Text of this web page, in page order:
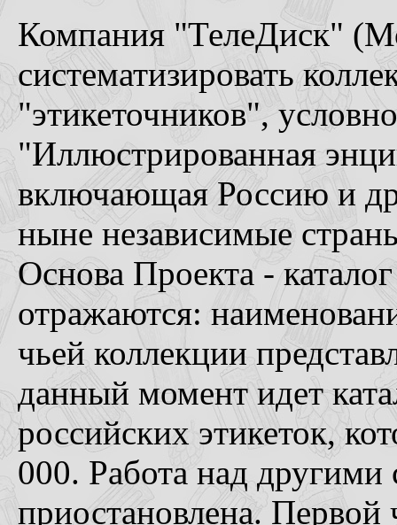
Компания "ТелеДиск"
систематизировать
"этикеточников",
"Иллюстрированная
включающая Россию и
ныне независимые
Основа Проекта -
отражаются:
чьей коллекции
данный момент идет
российских этикеток,
000. Работа над
приостановлена. Первой